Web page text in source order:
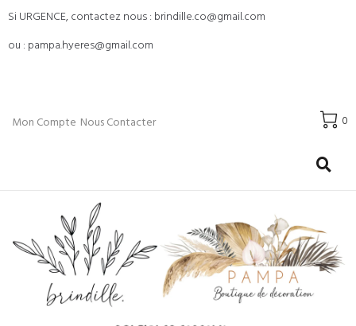
Si URGENCE, contactez nous : brindille.co@gmail.com
ou : pampa.hyeres@gmail.com
Mon Compte Nous Contacter 0